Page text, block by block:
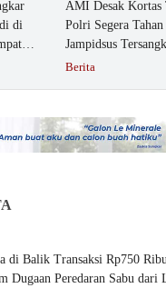
di
AMI Desak
Polri Segera
Jampidsus
Berita
di Balik Transaksi Rp750
Dugaan Peredaran Sabu dari